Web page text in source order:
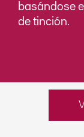
basándose
de tinción.